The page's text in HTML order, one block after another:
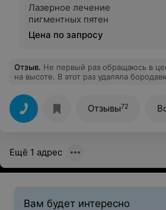
Лазерное лечение
пигментных пятен
Цена по запросу
Отзыв. Не первый раз обращаюсь в
на высоте. В этот раз удаляла
Сделав все быстро, безболезненно!
Отзывы72
Ещё 1 адрес
Вам будет интересно